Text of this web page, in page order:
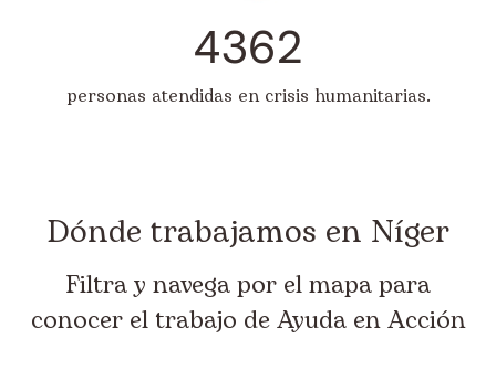
4362
personas atendidas en crisis humanitarias.
Dónde trabajamos en Níger
Filtra y navega por el mapa para
conocer el trabajo de Ayuda en Acción